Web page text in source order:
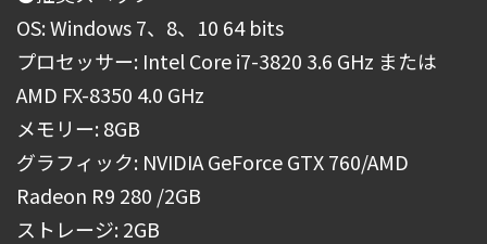
OS: Windows 7、8、10 64 bits
プロセッサー: Intel Core i7-3820 3.6 GHz または
AMD FX-8350 4.0 GHz
メモリー: 8GB
グラフィック: NVIDIA GeForce GTX 760/AMD
Radeon R9 280 /2GB
ストレージ: 2GB